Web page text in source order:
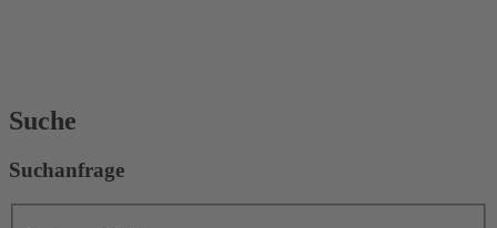
Suche
Suchanfrage